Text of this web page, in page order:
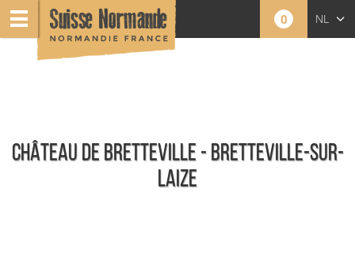
0 NL
CHÂTEAU DE BRETTEVILLE - BRETTEVILLE-SUR-
LAIZE